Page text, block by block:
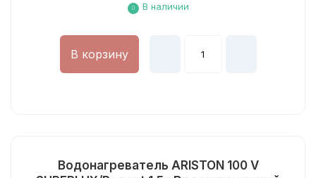
В наличии
В корзину
Водонагреватель ARISTON 100 V